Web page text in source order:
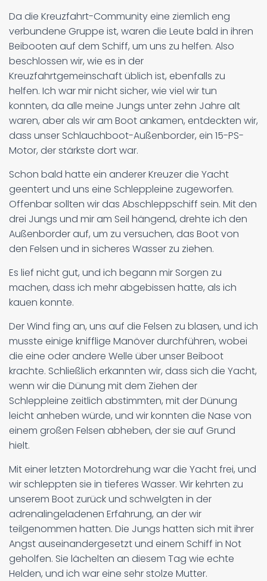
Da die Kreuzfahrt-Community eine ziemlich eng
verbundene Gruppe ist, waren die Leute bald in ihren
Beibooten auf dem Schiff, um uns zu helfen. Also
beschlossen wir, wie es in der
Kreuzfahrtgemeinschaft üblich ist, ebenfalls zu
helfen. Ich war mir nicht sicher, wie viel wir tun
konnten, da alle meine Jungs unter zehn Jahre alt
waren, aber als wir am Boot ankamen, entdeckten wir,
dass unser Schlauchboot-Außenborder, ein 15-PS-
Motor, der stärkste dort war.
Schon bald hatte ein anderer Kreuzer die Yacht
geentert und uns eine Schleppleine zugeworfen.
Offenbar sollten wir das Abschleppschiff sein. Mit den
drei Jungs und mir am Seil hängend, drehte ich den
Außenborder auf, um zu versuchen, das Boot von
den Felsen und in sicheres Wasser zu ziehen.
Es lief nicht gut, und ich begann mir Sorgen zu
machen, dass ich mehr abgebissen hatte, als ich
kauen konnte.
Der Wind fing an, uns auf die Felsen zu blasen, und ich
musste einige knifflige Manöver durchführen, wobei
die eine oder andere Welle über unser Beiboot
krachte. Schließlich erkannten wir, dass sich die Yacht,
wenn wir die Dünung mit dem Ziehen der
Schleppleine zeitlich abstimmten, mit der Dünung
leicht anheben würde, und wir konnten die Nase von
einem großen Felsen abheben, der sie auf Grund
hielt.
Mit einer letzten Motordrehung war die Yacht frei, und
wir schleppten sie in tieferes Wasser. Wir kehrten zu
unserem Boot zurück und schwelgten in der
adrenalingeladenen Erfahrung, an der wir
teilgenommen hatten. Die Jungs hatten sich mit ihrer
Angst auseinandergesetzt und einem Schiff in Not
geholfen. Sie lächelten an diesem Tag wie echte
Helden, und ich war eine sehr stolze Mutter.